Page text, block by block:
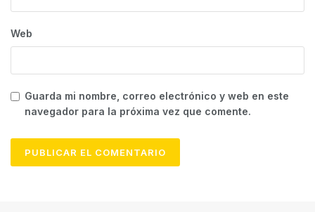
Web
Guarda mi nombre, correo electrónico y web en este
navegador para la próxima vez que comente.